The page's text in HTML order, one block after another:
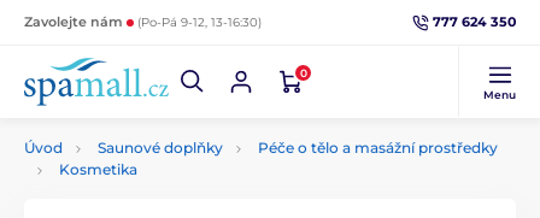
Zavolejte nám (Po-Pá 9-12, 13-16:30) 777 624 350
0
Menu
Úvod Saunové doplňky
Péče o tělo a masážní prostředky
Kosmetika